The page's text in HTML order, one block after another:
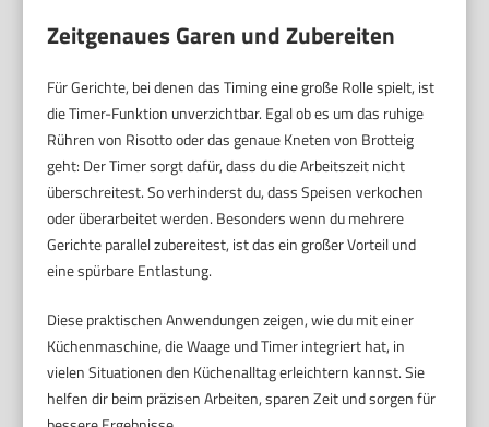
Zeitgenaues Garen und Zubereiten
Für Gerichte, bei denen das Timing eine große Rolle spielt, ist
die Timer-Funktion unverzichtbar. Egal ob es um das ruhige
Rühren von Risotto oder das genaue Kneten von Brotteig
geht: Der Timer sorgt dafür, dass du die Arbeitszeit nicht
überschreitest. So verhinderst du, dass Speisen verkochen
oder überarbeitet werden. Besonders wenn du mehrere
Gerichte parallel zubereitest, ist das ein großer Vorteil und
eine spürbare Entlastung.
Diese praktischen Anwendungen zeigen, wie du mit einer
Küchenmaschine, die Waage und Timer integriert hat, in
vielen Situationen den Küchenalltag erleichtern kannst. Sie
helfen dir beim präzisen Arbeiten, sparen Zeit und sorgen für